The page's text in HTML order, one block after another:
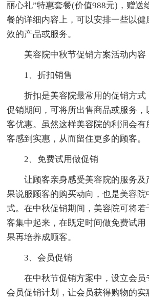
丽心礼”特惠套餐(价值988元)，赠送
餐的详细内容上，可以安排一些以健
效的产品或服务。
美容院中秋节促销方案活动内容
1、折扣销售
折扣是美容院最常用的促销方
促销期间，可将所出售商品或服务
客优惠。虽然这样美容院的利润会有
客感到实惠，从而留住更多的顾客。
2、免费试用做促销
让顾客亲身感受美容院的服务及
果说服顾客的购买动向，也是美容院
式。在中秋促销期间，美容院可将若
客集中起来，在既定时间做免费试用
果再培养成顾客。
3、会员促销
在中秋节促销方案中，设立会员
会员促销计划，让会员获得购物的实